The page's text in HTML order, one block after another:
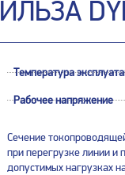
Температура
Рабочее напряжение
Сечение
при перегрузке линии и
допустимых нагрузках